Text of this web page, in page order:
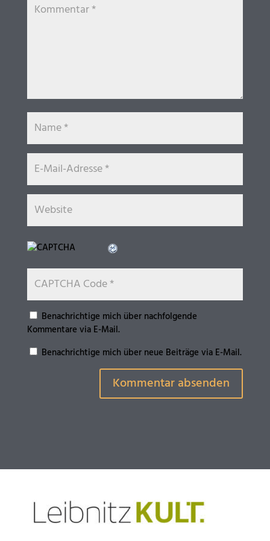
Benachrichtige mich über nachfolgende
Kommentare via E-Mail.
Benachrichtige mich über neue Beiträge via E-Mail.